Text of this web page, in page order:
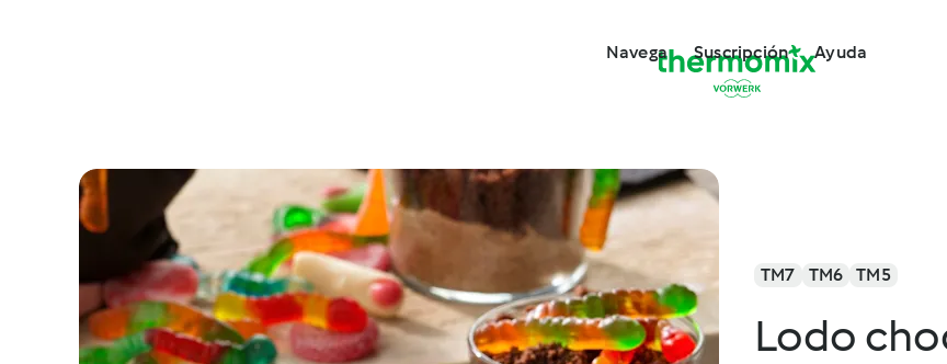
Navega Suscripción Ayuda
TM7 TM6 TM5
Lodo